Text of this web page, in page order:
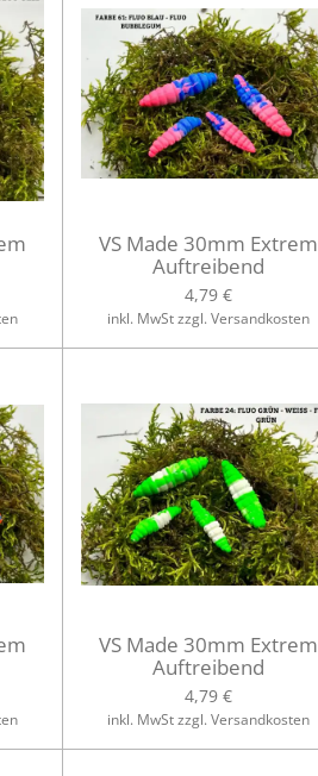
VS Made 30mm Extrem
Auftreibend
4,79 €
inkl. MwSt zzgl. Versandkosten
VS Made 30mm Extrem
Auftreibend
4,79 €
inkl. MwSt zzgl. Versandkosten